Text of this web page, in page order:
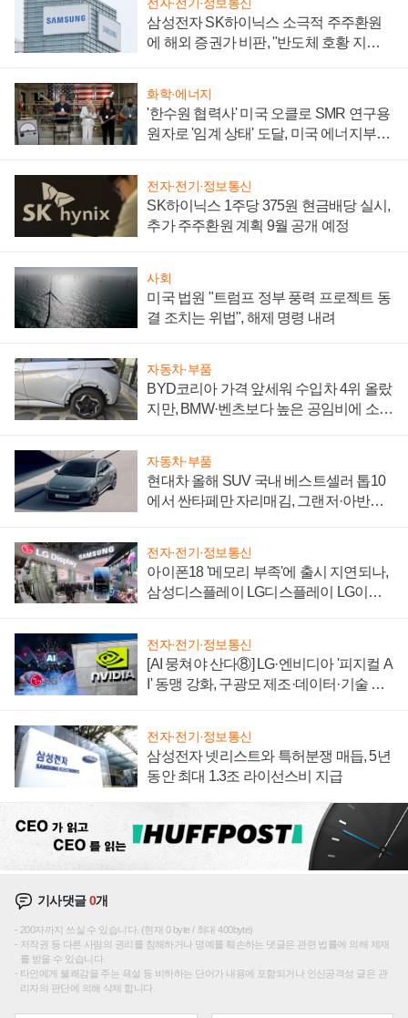
삼성전자 SK하이닉스 소극적 주주환원
에 해외 증권가 비판, "반도체 호황 지속
화학·에너지
'한수원 협력사' 미국 오클로 SMR 연구용
원자로 '임계 상태' 도달, 미국 에너지부
전자·전기·정보통신
SK하이닉스 1주당 375원 현금배당 실시,
추가 주주환원 계획 9월 공개 예정
사회
미국 법원 "트럼프 정부 풍력 프로젝트 동
결 조치는 위법", 해제 명령 내려
자동차·부품
BYD코리아 가격 앞세워 수입차 4위 올랐
지만, BMW·벤츠보다 높은 공임비에 소비
자동차·부품
현대차 올해 SUV 국내 베스트셀러 톱10
에서 싼타페만 자리매김, 그랜저·아반떼
전자·전기·정보통신
아이폰18 '메모리 부족'에 출시 지연되나,
삼성디스플레이 LG디스플레이 LG이노
전자·전기·정보통신
[AI 뭉쳐야 산다⑧] LG·엔비디아 '피지컬 A
I' 동맹 강화, 구광모 제조·데이터·기술 결
전자·전기·정보통신
삼성전자 넷리스트와 특허분쟁 매듭, 5년
동안 최대 1.3조 라이선스비 지급
기사댓글0개
200자까지 쓰실 수 있습니다. (현재 0 byte / 최대 400byte)
저작권 등 다른 사람의 권리를 침해하거나 명예를 훼손하는 댓글은 관련 법률에 의해 제재
를 받을 수 있습니다.
타인에게 불쾌감을 주는 욕설 등 비하하는 단어가 내용에 포함되거나 인신공격성 글은 관
리자의 판단에 의해 삭제 합니다.